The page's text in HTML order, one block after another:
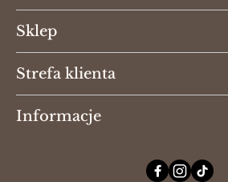
Sklep
Strefa klienta
Informacje